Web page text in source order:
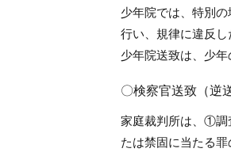
少年院では、特別
行い、規律に違反
少年院送致は、少
〇検察官送致（逆
家庭裁判所は、①調
たは禁固に当たる